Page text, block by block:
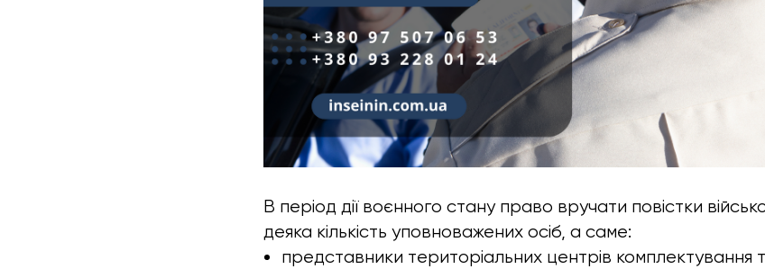
В період дії воєнного стану право вручати повістки
деяка кількість уповноважених осіб, а саме:
представники територіальних центрів комплектування